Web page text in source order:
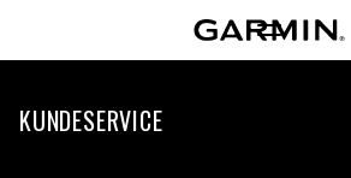
KUNDESERVICE